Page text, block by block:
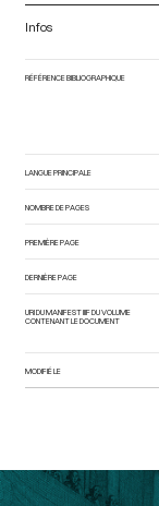
Infos
RÉFÉRENCE BIBLIOGRAPHIQUE
LANGUE PRINCIPALE
NOMBRE DE PAGES
PREMIÈRE PAGE
DERNIÈRE PAGE
URI DU MANIFEST IIIF DU VOLUME
CONTENANT LE DOCUMENT
MODIFIÉ LE